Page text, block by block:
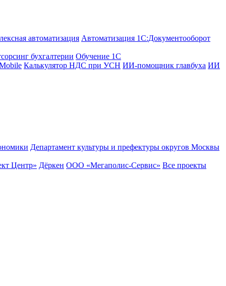
автоматизация Автоматизация 1С:Документооборот
бухгалтерии Обучение 1С
Калькулятор НДС при УСН ИИ-помощник главбуха ИИ
Департамент культуры и префектуры округов Москвы
Центр» Дёркен ООО «Мегаполис-Сервис» Все проекты